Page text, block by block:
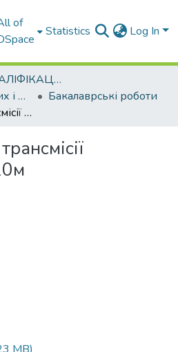
of
Statistics Log In
ВИПУСКНІ КВАЛІФІКАЦІЙНІ РОБОТИ
Кафедра будівельних і дорожніх машин
Бакалаврські роботи
Проектування трансмісії бульдозера Б10м